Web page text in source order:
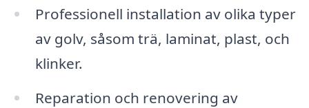
Professionell installation av olika typer
av golv, såsom trä, laminat, plast, och
klinker.
Reparation och renovering av